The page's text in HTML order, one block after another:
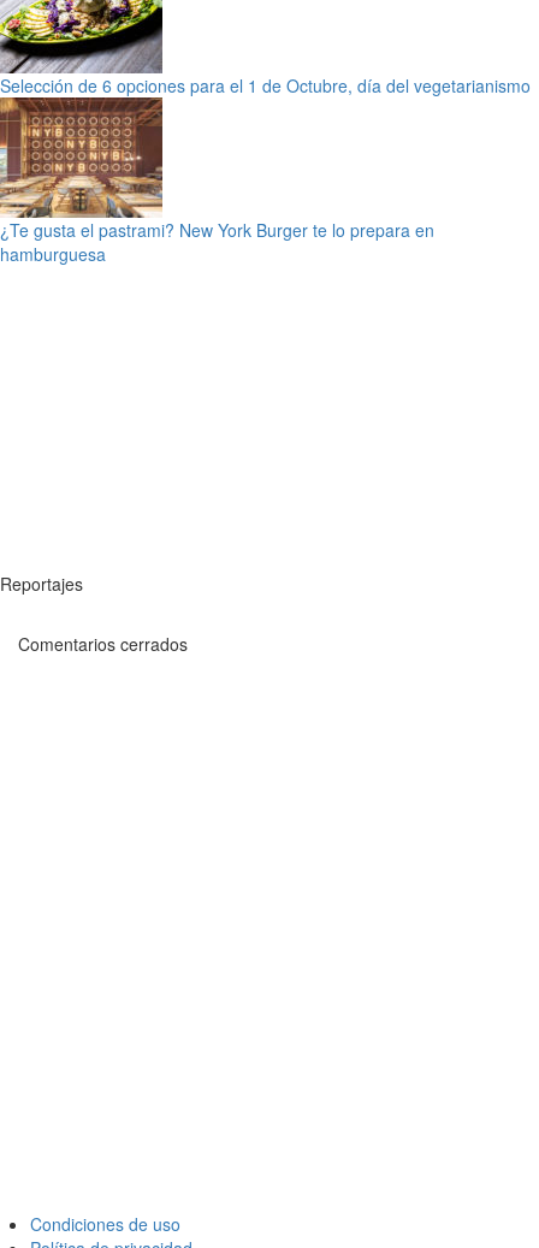
Selección de 6 opciones para el 1 de Octubre, día del vegetarianismo
¿Te gusta el pastrami? New York Burger te lo prepara en
hamburguesa
Reportajes
Comentarios cerrados
Condiciones de uso